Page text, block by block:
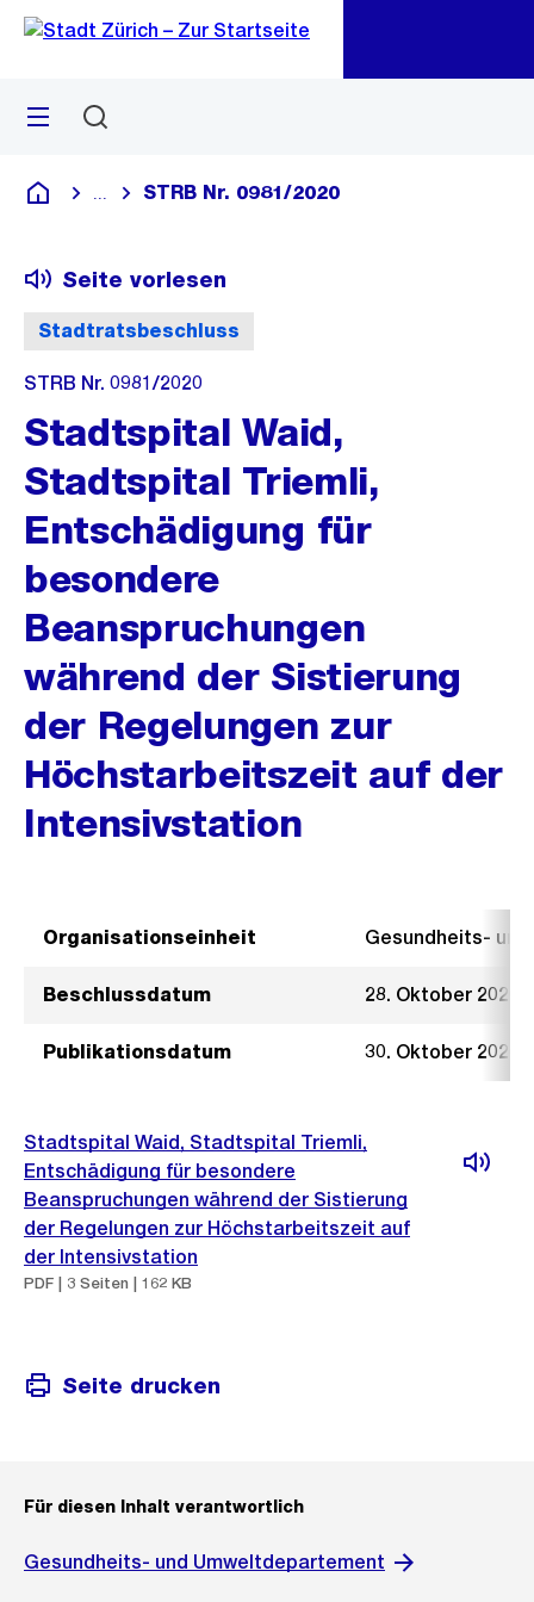
Navigation
Sprunglink
Menü
Deutsch
Blende alle Breadcrumbs ein
STRB Nr. 0981/2020
Stadtratsbeschluss
Seite vorlesen
STRB Nr. 0981/2020
Stadtspital Waid,
Stadtspital Triemli,
Entschädigung für
besondere
Beanspruchungen
während der Sistierung
der Regelungen zur
Höchstarbeitszeit auf der
Intensivstation
Organisationseinheit Gesundheits-
Beschlussdatum 28. Oktober 2020
Publikationsdatum 30. Oktober 2020
Stadtspital Waid, Stadtspital Triemli,
Entschädigung für besondere
Beanspruchungen während der Sistierung
der Regelungen zur Höchstarbeitszeit auf
der Intensivstation
PDF | 3 Seiten | 162 KB
Seite drucken
Für diesen Inhalt verantwortlich
Gesundheits- und Umweltdepartement